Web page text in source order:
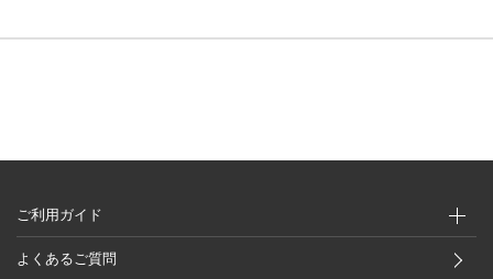
ご利用ガイド
よくあるご質問